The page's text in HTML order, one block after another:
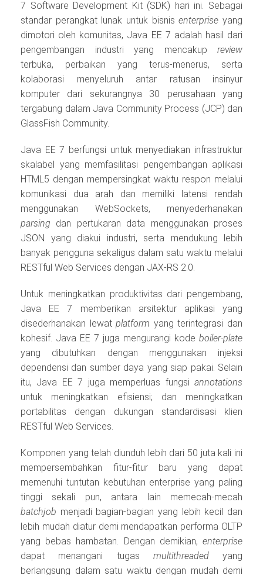
7 Software Development Kit (SDK) hari ini. Sebagai
standar perangkat lunak untuk bisnisenterprise yang
dimotori oleh komunitas, Java EE 7 adalah hasil dari
pengembangan industri yang mencakup review
terbuka, perbaikan yang terus-menerus, serta
kolaborasi menyeluruh antar ratusan insinyur
komputer dari sekurangnya 30 perusahaan yang
tergabung dalam Java Community Process (JCP) dan
GlassFish Community.
Java EE 7 berfungsi untuk menyediakan infrastruktur
skalabel yang memfasilitasi pengembangan aplikasi
HTML5 dengan mempersingkat waktu respon melalui
komunikasi dua arah dan memiliki latensi rendah
menggunakan WebSockets, menyederhanakan
parsing dan pertukaran data menggunakan proses
JSON yang diakui industri, serta mendukung lebih
banyak pengguna sekaligus dalam satu waktu melalui
RESTful Web Services dengan JAX-RS 2.0.
Untuk meningkatkan produktivitas dari pengembang,
Java EE 7 memberikan arsitektur aplikasi yang
disederhanakan lewatplatform yang terintegrasi dan
kohesif. Java EE 7 juga mengurangi kode boiler-plate
yang dibutuhkan dengan menggunakan injeksi
dependensi dan sumber daya yang siap pakai. Selain
itu, Java EE 7 juga memperluas fungsi annotations
untuk meningkatkan efisiensi; dan meningkatkan
portabilitas dengan dukungan standardisasi klien
RESTful Web Services.
Komponen yang telah diunduh lebih dari 50 juta kali ini
mempersembahkan fitur-fitur baru yang dapat
memenuhi tuntutan kebutuhan enterprise yang paling
tinggi sekali pun, antara lain memecah-mecah
batchjob menjadi bagian-bagian yang lebih kecil dan
lebih mudah diatur demi mendapatkan performa OLTP
yang bebas hambatan. Dengan demikian, enterprise
dapat menangani tugas multithreadedyang
berlangsung dalam satu waktu dengan mudah demi